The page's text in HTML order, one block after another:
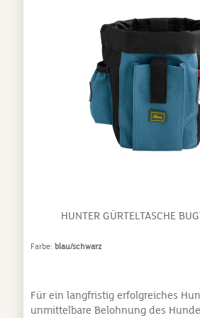
HUNTER GÜRTELTASCHE
Farbe: blau/schwarz
Für ein langfristig erfolgreiches
unmittelbare Belohnung des